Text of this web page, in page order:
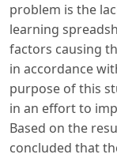
problem is the
learning
factors causing
in accordance
purpose of this
in an effort to
Based on the
concluded that